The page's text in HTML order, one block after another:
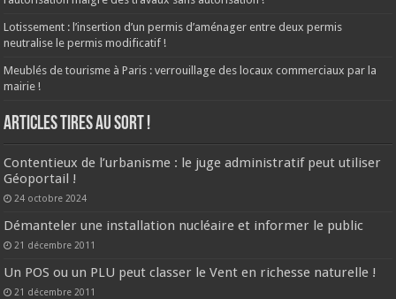
Lotissement : l’insertion d’un permis d’aménager entre deux permis
neutralise le permis modificatif !
Meublés de tourisme à Paris : verrouillage des locaux commerciaux par la
mairie !
ARTICLES TIRES AU SORT !
Contentieux de l’urbanisme : le juge administratif peut utiliser
Géoportail !
24 octobre 2024
Démanteler une installation nucléaire et informer le public
21 décembre 2011
Un POS ou un PLU peut classer le Vent en richesse naturelle !
21 décembre 2011